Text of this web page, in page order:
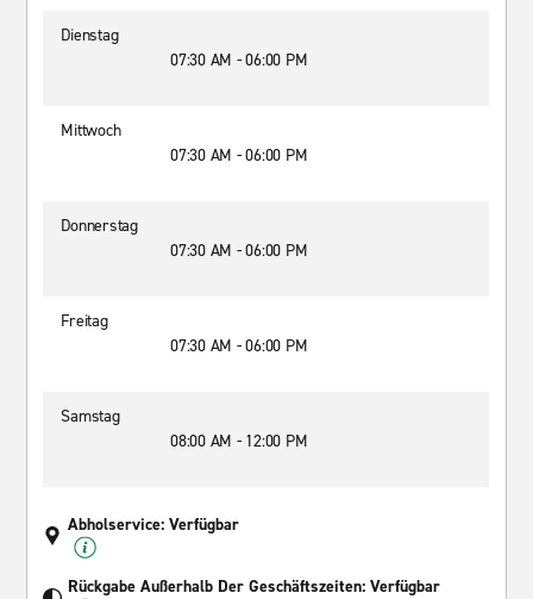
Dienstag
07:30 AM - 06:00 PM
Mittwoch
07:30 AM - 06:00 PM
Donnerstag
07:30 AM - 06:00 PM
Freitag
07:30 AM - 06:00 PM
Samstag
08:00 AM - 12:00 PM
Abholservice: Verfügbar
Rückgabe Außerhalb Der Geschäftszeiten: Verfügbar